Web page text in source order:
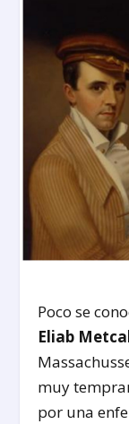
Poco se
Eliab
muy
por una